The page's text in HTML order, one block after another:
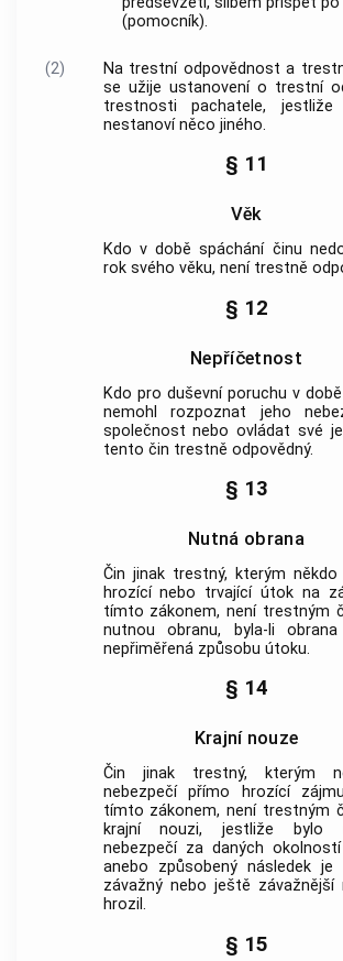
(pomocník).
(2)
Na trestní odpovědnost a
se užije ustanovení o trestní
trestnosti pachatele,
nestanoví něco jiného.
§ 11
Věk
Kdo v době spáchání činu
rok svého věku, není trestně
§ 12
Nepříčetnost
Kdo pro duševní poruchu v
nemohl rozpoznat jeho
společnost nebo ovládat své
tento čin trestně odpovědný.
§ 13
Nutná obrana
Čin jinak trestný, kterým
hrozící nebo trvající útok na
tímto zákonem, není trestným
nutnou obranu, byla-li
nepřiměřená způsobu útoku.
§ 14
Krajní nouze
Čin jinak trestný, kterým
nebezpečí přímo hrozící
tímto zákonem, není trestným
krajní nouzi, jestliže bylo
nebezpečí za daných
anebo způsobený následek je
závažný nebo ještě
hrozil.
§ 15